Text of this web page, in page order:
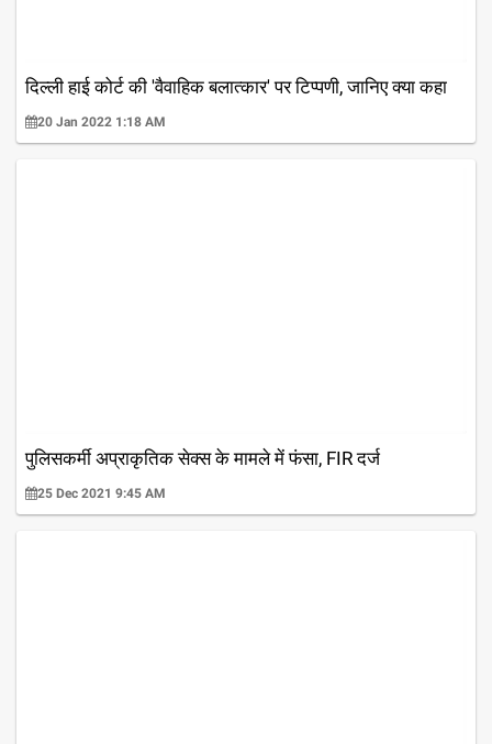
दिल्ली हाई कोर्ट की 'वैवाहिक बलात्कार' पर टिप्पणी, जानिए क्या कहा
20 Jan 2022 1:18 AM
पुलिसकर्मी अप्राकृतिक सेक्स के मामले में फंसा, FIR दर्ज
25 Dec 2021 9:45 AM